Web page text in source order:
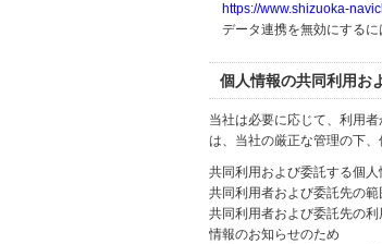
https://www.shizuoka-
データ連携を無効にする
個人情報の共同利用お
当社は必要に応じて、利用
は、当社の厳正な管理の下
共同利用および委託する個
共同利用者および委託先の
共同利用者および委託先の
情報のお知らせのため